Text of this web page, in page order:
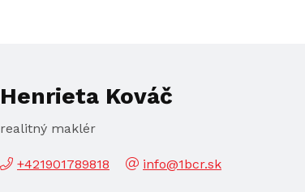
Henrieta Kováč
realitný maklér
+421901789818 info@1bcr.sk